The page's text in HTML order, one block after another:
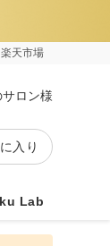
楽天市場
ロン様
入り
Lab